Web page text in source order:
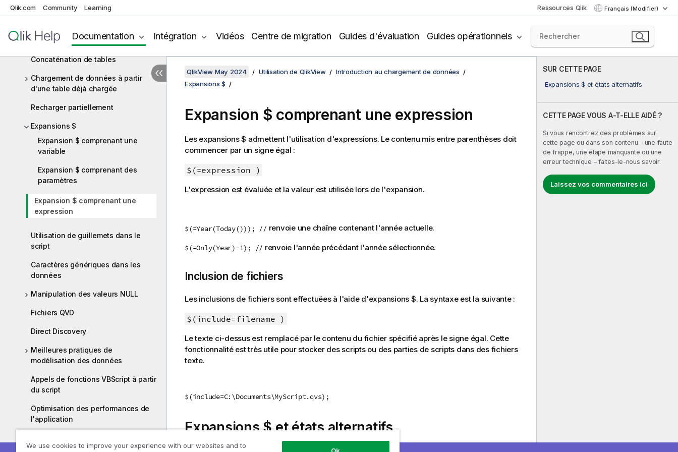
Qlik.com Community Learning Ressources Qlik Français (Modifier)
Documentation Intégration Vidéos Centre de migration Guides d'évaluation Guides opérationnels
Modification des noms de champ
Concaténation de tables
Chargement de données à partir
d'une table déjà chargée
Recharger partiellement
Expansions $
Expansion $ comprenant une
variable
Expansion $ comprenant des
paramètres
Expansion $ comprenant une
expression
Utilisation de guillemets dans le
script
Caractères génériques dans les
données
Manipulation des valeurs NULL
Fichiers QVD
Direct Discovery
Meilleures pratiques de
modélisation des données
Appels de fonctions VBScript à partir
du script
Optimisation des performances de
l'application
données
SUR CETTE PAGE
Expansions $ et états alternatifs
CETTE PAGE VOUS A-T-ELLE AIDÉ ?
Si vous rencontrez des problèmes sur
cette page ou dans son contenu – une faute
de frappe, une étape manquante ou une
erreur technique – faites-le-nous savoir.
Laissez vos commentaires ici
QlikView May 2024 Utilisation de QlikView
Introduction au chargement de données
Expansions $
Expansion $ comprenant une expression
Les expansions $ admettent l'utilisation d'expressions. Le contenu mis entre parenthèses doit
commencer par un signe égal :
$(=expression )
L'expression est évaluée et la valeur est utilisée lors de l'expansion.
$(=Year(Today())); // renvoie une chaîne contenant l'année actuelle.
$(=Only(Year)-1); // renvoie l'année précédant l'année sélectionnée.
Inclusion de fichiers
Les inclusions de fichiers sont effectuées à l'aide d'expansions $. La syntaxe est la suivante :
$(include=filename )
Le texte ci-dessus est remplacé par le contenu du fichier spécifié après le signe égal. Cette
fonctionnalité est très utile pour stocker des scripts ou des parties de scripts dans des fichiers
texte.
$(include=C:\Documents\MyScript.qvs);
Expansions $ et états alternatifs
We use cookies to improve your experience with our websites and to